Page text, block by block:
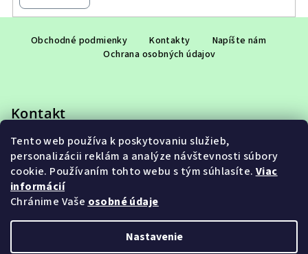
Tento web používa k poskytovaniu služieb,
personalizácii reklám a analýze návštevnosti súbory
cookie. Používaním tohto webu s tým súhlasíte. Viac
informácií
Chránime Vaše osobné údaje
Nastavenie
i
Obchodné podmienky Kontakty
Napíšte nám
Ochrana osobných údajov
Kontakt
eshop@adet.sk
+421 948 953 910